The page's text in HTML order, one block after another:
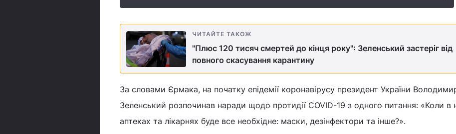
ЧИТАЙТЕ ТАКОЖ
"Плюс 120 тисяч смертей до кінця року": Зеленський застеріг від
повного скасування карантину
За словами Єрмака, на початку епідемії коронавірусу президент України
Зеленський розпочинав наради щодо протидії COVID-19 з одного питання: «Коли в
аптеках та лікарнях буде все необхідне: маски, дезінфектори та інше?».